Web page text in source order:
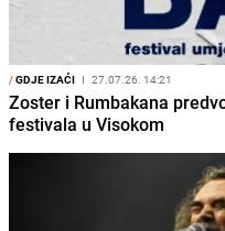
/GDJE IZAĆI I 27.07.26. 14:21
Zoster i Rumbakana
festivala u Visokom